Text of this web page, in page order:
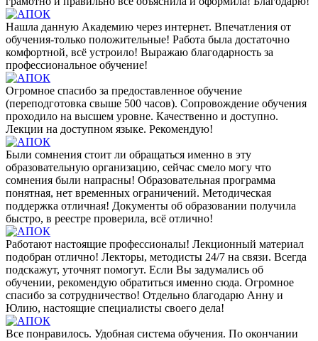
Нашла данную Академию через интернет. Впечатления от
обучения-только положительные! Работа была достаточно
комфортной, всё устроило! Выражаю благодарность за
профессиональное обучение!
Огромное спасибо за предоставленное обучение
(переподготовка свыше 500 часов). Сопровождение обучения
проходило на высшем уровне. Качественно и доступно.
Лекции на доступном языке. Рекомендую!
Были сомнения стоит ли обращаться именно в эту
образовательную организацию, сейчас смело могу что
сомнения были напрасны! Образовательная программа
понятная, нет временных ограничений. Методическая
поддержка отличная! Документы об образовании получила
быстро, в реестре проверила, всё отлично!
Работают настоящие профессионалы! Лекционный материал
подобран отлично! Лекторы, методисты 24/7 на связи. Всегда
подскажут, уточнят помогут. Если Вы задумались об
обучении, рекомендую обратиться именно сюда. Огромное
спасибо за сотрудничество! Отдельно благодарю Анну и
Юлию, настоящие специалисты своего дела!
Все понравилось. Удобная система обучения. По окончании